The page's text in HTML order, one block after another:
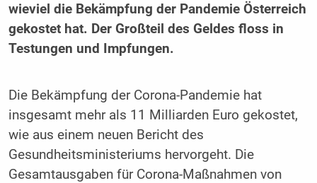
wieviel die Bekämpfung der Pandemie Österreich
gekostet hat. Der Großteil des Geldes floss in
Testungen und Impfungen.
Die Bekämpfung der Corona-Pandemie hat
insgesamt mehr als 11 Milliarden Euro gekostet,
wie aus einem neuen Bericht des
Gesundheitsministeriums hervorgeht. Die
Gesamtausgaben für Corona-Maßnahmen von